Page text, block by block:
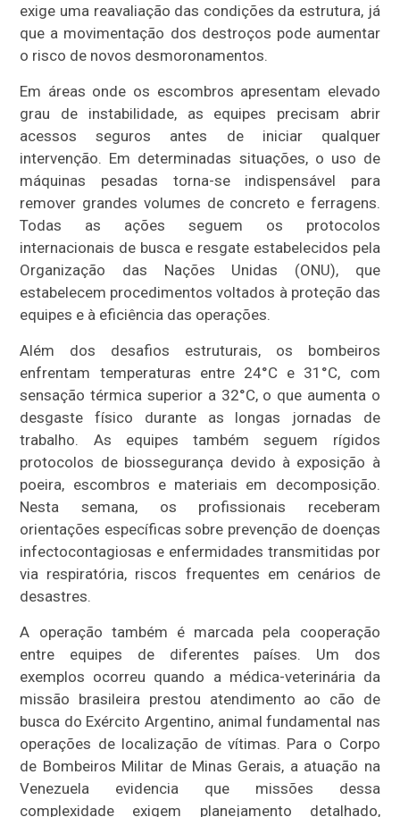
exige uma reavaliação das condições da estrutura, já
que a movimentação dos destroços pode aumentar
o risco de novos desmoronamentos.
Em áreas onde os escombros apresentam elevado
grau de instabilidade, as equipes precisam abrir
acessos seguros antes de iniciar qualquer
intervenção. Em determinadas situações, o uso de
máquinas pesadas torna-se indispensável para
remover grandes volumes de concreto e ferragens.
Todas as ações seguem os protocolos
internacionais de busca e resgate estabelecidos pela
Organização das Nações Unidas (ONU), que
estabelecem procedimentos voltados à proteção das
equipes e à eficiência das operações.
Além dos desafios estruturais, os bombeiros
enfrentam temperaturas entre 24°C e 31°C, com
sensação térmica superior a 32°C, o que aumenta o
desgaste físico durante as longas jornadas de
trabalho. As equipes também seguem rígidos
protocolos de biossegurança devido à exposição à
poeira, escombros e materiais em decomposição.
Nesta semana, os profissionais receberam
orientações específicas sobre prevenção de doenças
infectocontagiosas e enfermidades transmitidas por
via respiratória, riscos frequentes em cenários de
desastres.
A operação também é marcada pela cooperação
entre equipes de diferentes países. Um dos
exemplos ocorreu quando a médica-veterinária da
missão brasileira prestou atendimento ao cão de
busca do Exército Argentino, animal fundamental nas
operações de localização de vítimas. Para o Corpo
de Bombeiros Militar de Minas Gerais, a atuação na
Venezuela evidencia que missões dessa
complexidade exigem planejamento detalhado,